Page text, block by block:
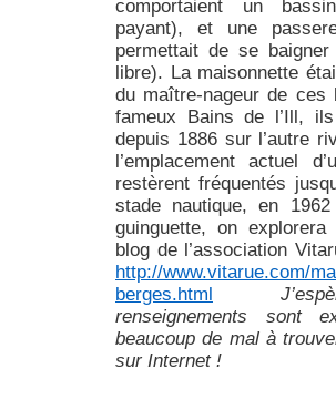
comportaient un
payant), et une
permettait de se
libre). La maisonnette
du maître-nageur de ces
fameux Bains de l’Ill,
depuis 1886 sur l’autre
l’emplacement actuel
restèrent fréquentés
stade nautique, en
guinguette, on explorera
blog de l’association
http://www.vitarue.com/
berges.html
renseignements sont
beaucoup de mal à
sur Internet !